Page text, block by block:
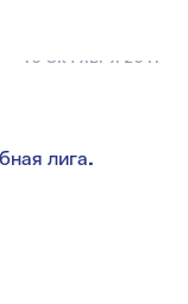
10 ОКТЯБРЯ 2011
лига.